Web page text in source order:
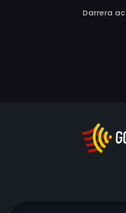
Darrera